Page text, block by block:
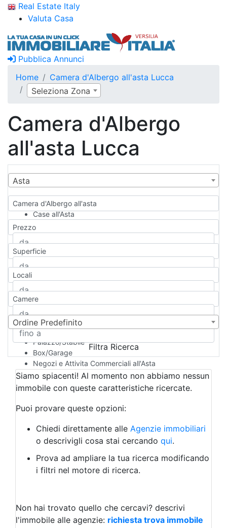
Real Estate Italy
Valuta Casa
Pubblica Annunci
Home
Camera d'Albergo all'asta Lucca
Seleziona Zona
Camera d'Albergo
all'asta Lucca
Asta
Camera d'Albergo all'asta
Case all'Asta
Qualsiasi
Appartamento
Casa indipendente
Casa Semi-indipendente
Attico/Mansarda
Rustico/Casale
Camera d'Albergo
Multiproprietà
Palazzo/Stabile
Box/Garage
Negozi e Attivita Commerciali all'Asta
Qualsiasi
Attività/Licenza Commerciale
Azienda Agricola
Bar/Ristorante
Albergo
Laboratorio Artigianale
Negozio/locale commerciale
Agriturismo
Magazzini
Qualsiasi
Terreno edificabile
Prezzo
Superficie
Locali
Camere
Ordine Predefinito
Filtra Ricerca
Siamo spiacenti! Al momento non abbiamo nessun
immobile con queste caratteristiche ricercate.
Puoi provare queste opzioni:
Chiedi direttamente alle Agenzie immobiliari
o descrivigli cosa stai cercando qui.
Prova ad ampliare la tua ricerca modificando
i filtri nel motore di ricerca.
Non hai trovato quello che cercavi? descrivi
l'immobile alle agenzie: richiesta trova immobile